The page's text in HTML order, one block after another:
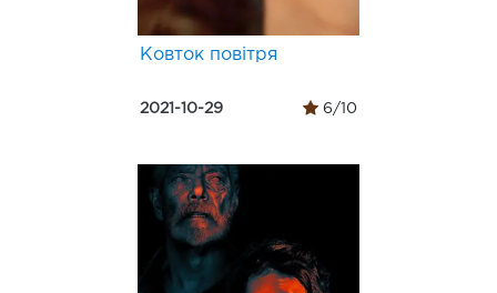
Ковток повітря
2021-10-29 6/10